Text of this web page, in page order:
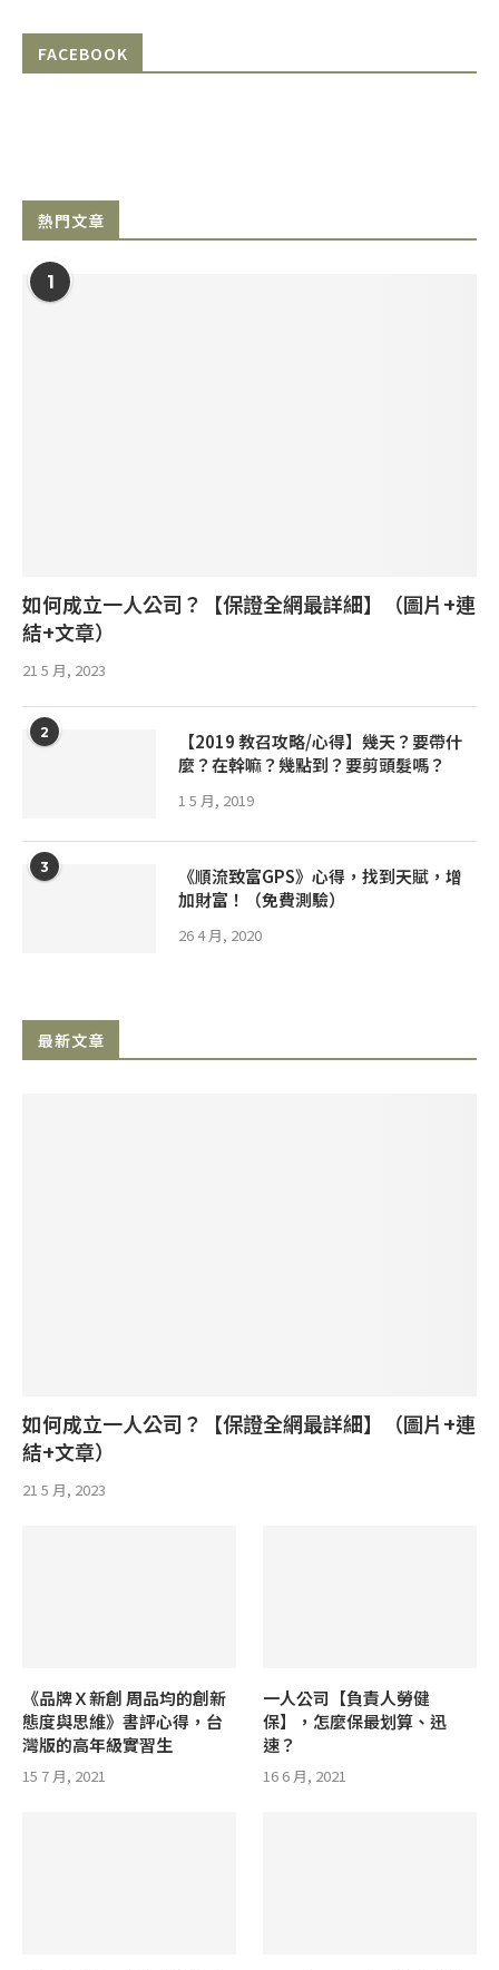
FACEBOOK
熱門文章
1
如何成立一人公司？【保證全網最詳細】（圖片+連
結+文章）
21 5 月, 2023
2
【2019 教召攻略/心得】幾天？要帶什
麼？在幹嘛？幾點到？要剪頭髮嗎？
1 5 月, 2019
3
《順流致富GPS》心得，找到天賦，增
加財富！（免費測驗）
26 4 月, 2020
最新文章
如何成立一人公司？【保證全網最詳細】（圖片+連
結+文章）
21 5 月, 2023
《品牌Ｘ新創 周品均的創新
態度與思維》書評心得，台
灣版的高年級實習生
15 7 月, 2021
一人公司【負責人勞健
保】，怎麼保最划算、迅
速？
16 6 月, 2021